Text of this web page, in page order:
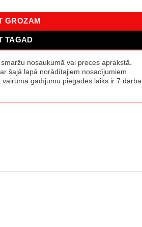
GROZAM
TAGAD
nosaukumā vai preces aprakstā.
šajā lapā norādītajiem nosacījumiem
gadījumu piegādes laiks ir 7 darba